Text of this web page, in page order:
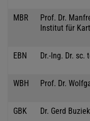
MBR
Prof. Dr.
Institut für
EBN Dr.-Ing. Dr. sc.
WBH Prof. Dr.
GBK Dr. Gerd